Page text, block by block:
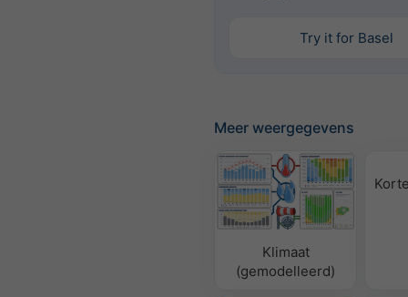
Try it for Basel
Meer weergegevens
Klimaat
(gemodelleerd)